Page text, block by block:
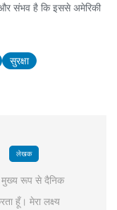
संभव है कि इससे अमेरिकी
सुरक्षा
लेखक
मुख्य रूप से दैनिक
हूँ। मेरा लक्ष्य